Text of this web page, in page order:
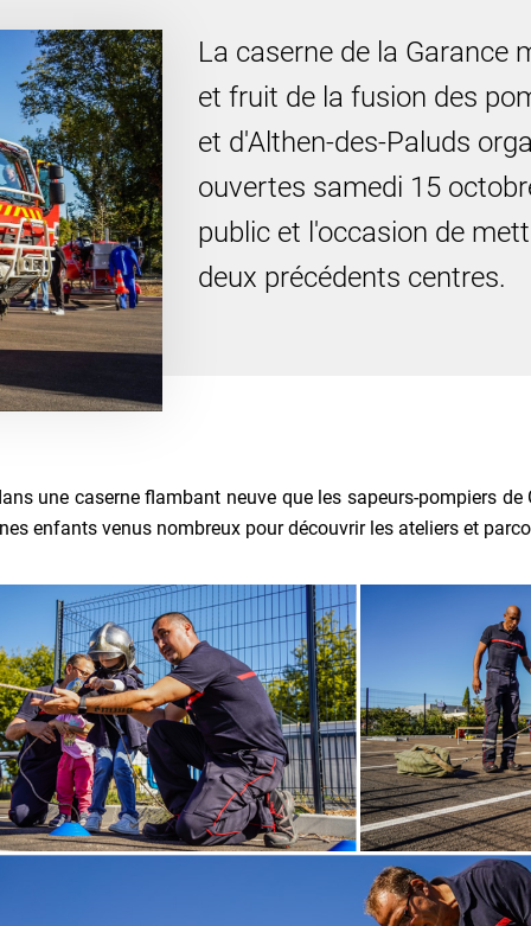
La caserne de la Garance
et fruit de la fusion des
et d'Althen-des-Paluds
ouvertes samedi 15
public et l'occasion de
deux précédents centres.
une caserne flambant neuve que les sapeurs-pompiers
enfants venus nombreux pour découvrir les ateliers et